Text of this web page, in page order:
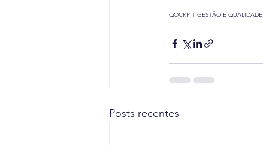
QOCKPIT GESTÃO E QUALIDADE
Posts recentes